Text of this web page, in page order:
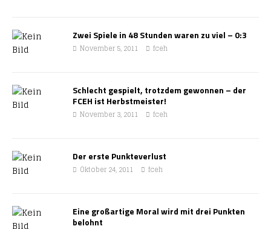
Zwei Spiele in 48 Stunden waren zu viel – 0:3
November 5, 2011 fceh
Schlecht gespielt, trotzdem gewonnen – der
FCEH ist Herbstmeister!
November 3, 2011 fceh
Der erste Punkteverlust
Oktober 24, 2011 fceh
Eine großartige Moral wird mit drei Punkten
belohnt